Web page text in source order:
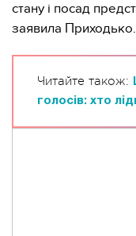
стану і посад
заявила Приходько.
Читайте також:
голосів: хто